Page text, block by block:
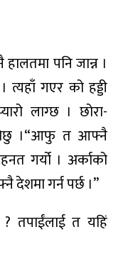
पनि जान्न ।
त्यहाँ गएर को हड्डी
लाग्छ । छोरा-
।“आफु त आफ्नै
गर्यो । अर्काको
गर्न पर्छ ।”
? तपाईंलाई त यहिं